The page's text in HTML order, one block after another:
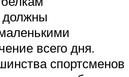
должны
всего дня.
спортсменов